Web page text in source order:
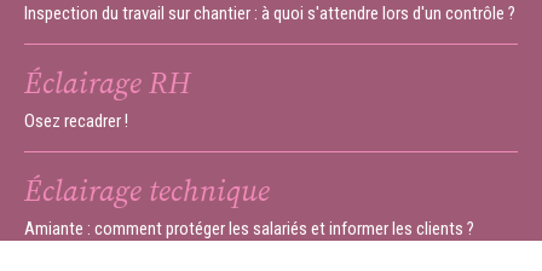
Inspection du travail sur chantier : à quoi s'attendre lors d'un contrôle ?
Éclairage RH
Osez recadrer !
Éclairage technique
Amiante : comment protéger les salariés et informer les clients ?